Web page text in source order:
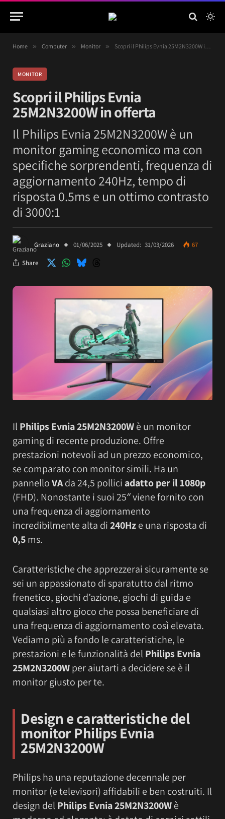
Home » Computer » Monitor » Scopri il Philips Evnia 25M2N3200W in offerta
MONITOR
Scopri il Philips Evnia
25M2N3200W in offerta
Il Philips Evnia 25M2N3200W è un
monitor gaming economico ma con
specifiche sorprendenti, frequenza di
aggiornamento 240Hz, tempo di
risposta 0.5ms e un ottimo contrasto
di 3000:1
Graziano 01/06/2025 Updated: 31/03/2026 67
Share
Il Philips Evnia 25M2N3200Wè un monitor
gaming di recente produzione. Offre
prestazioni notevoli ad un prezzo economico,
se comparato con monitor simili. Ha un
pannelloVAda 24,5 pollici adatto per il 1080p
(FHD). Nonostante i suoi 25″ viene fornito con
una frequenza di aggiornamento
incredibilmente alta di240Hze una risposta di
0,5ms.
Caratteristiche che apprezzerai sicuramente se
sei un appassionato di sparatutto dal ritmo
frenetico, giochi d’azione, giochi di guida e
qualsiasi altro gioco che possa beneficiare di
una frequenza di aggiornamento così elevata.
Vediamo più a fondo le caratteristiche, le
prestazioni e le funzionalità del Philips Evnia
25M2N3200Wper aiutarti a decidere se è il
monitor giusto per te.
Design e caratteristiche del
monitorPhilips Evnia
25M2N3200W
Philips ha una reputazione decennale per
monitor (e televisori) affidabili e ben costruiti. Il
design del Philips Evnia 25M2N3200Wè